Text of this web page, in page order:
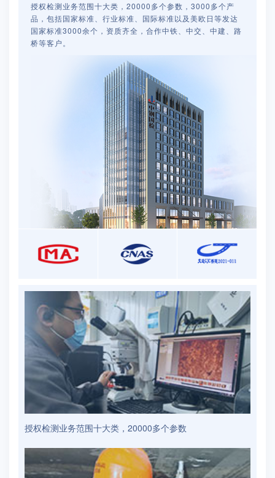
授权检测业务范围十大类，20000多个参数，3000多个产
品，包括国家标准、行业标准、国际标准以及美欧日等发达
国家标准3000余个，资质齐全，合作中铁、中交、中建、路
桥等客户。
授权检测业务范围十大类，20000多个参数